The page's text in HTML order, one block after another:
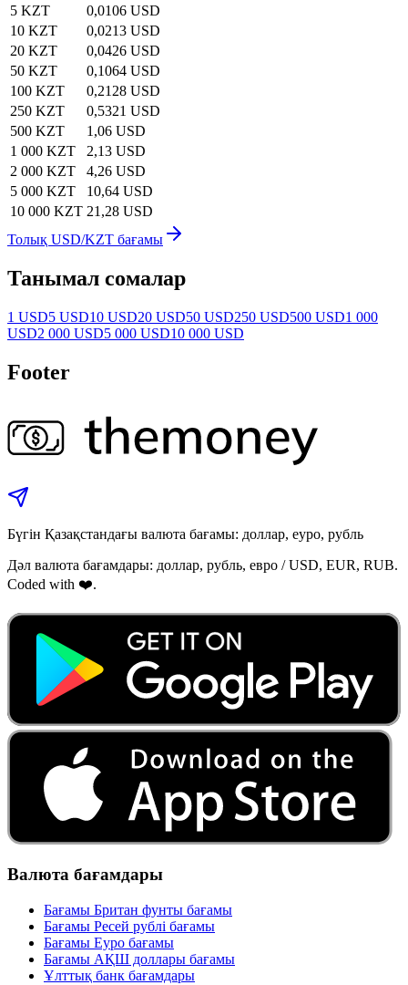
5 KZT
0,0106 USD
10 KZT
0,0213 USD
20 KZT
0,0426 USD
50 KZT
0,1064 USD
100 KZT
0,2128 USD
250 KZT
0,5321 USD
500 KZT
1,06 USD
1 000 KZT
2,13 USD
2 000 KZT
4,26 USD
5 000 KZT
10,64 USD
10 000 KZT 21,28 USD
Толық USD/KZT бағамы
Танымал сомалар
1 USD5 USD10 USD20 USD50 USD250 USD500 USD1 000
USD2 000 USD5 000 USD10 000 USD
Footer
Бүгін Қазақстандағы валюта бағамы: доллар, еуро, рубль
Дәл валюта бағамдары: доллар, рубль, евро / USD, EUR, RUB.
Coded with ❤️.
Валюта бағамдары
Бағамы Британ фунты бағамы
Бағамы Ресей рублі бағамы
Бағамы Еуро бағамы
Бағамы АҚШ доллары бағамы
Ұлттық банк бағамдары